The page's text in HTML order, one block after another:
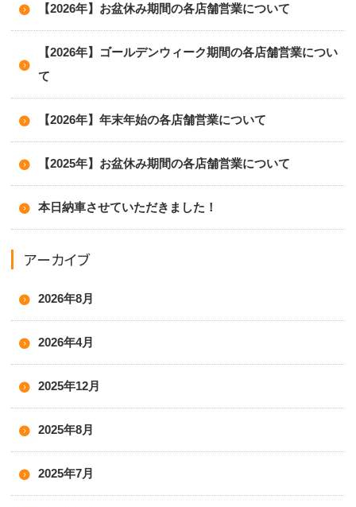
【2026年】お盆休み期間の各店舗営業について
【2026年】ゴールデンウィーク期間の各店舗営業につい
て
【2026年】年末年始の各店舗営業について
【2025年】お盆休み期間の各店舗営業について
本日納車させていただきました！
アーカイブ
2026年8月
2026年4月
2025年12月
2025年8月
2025年7月